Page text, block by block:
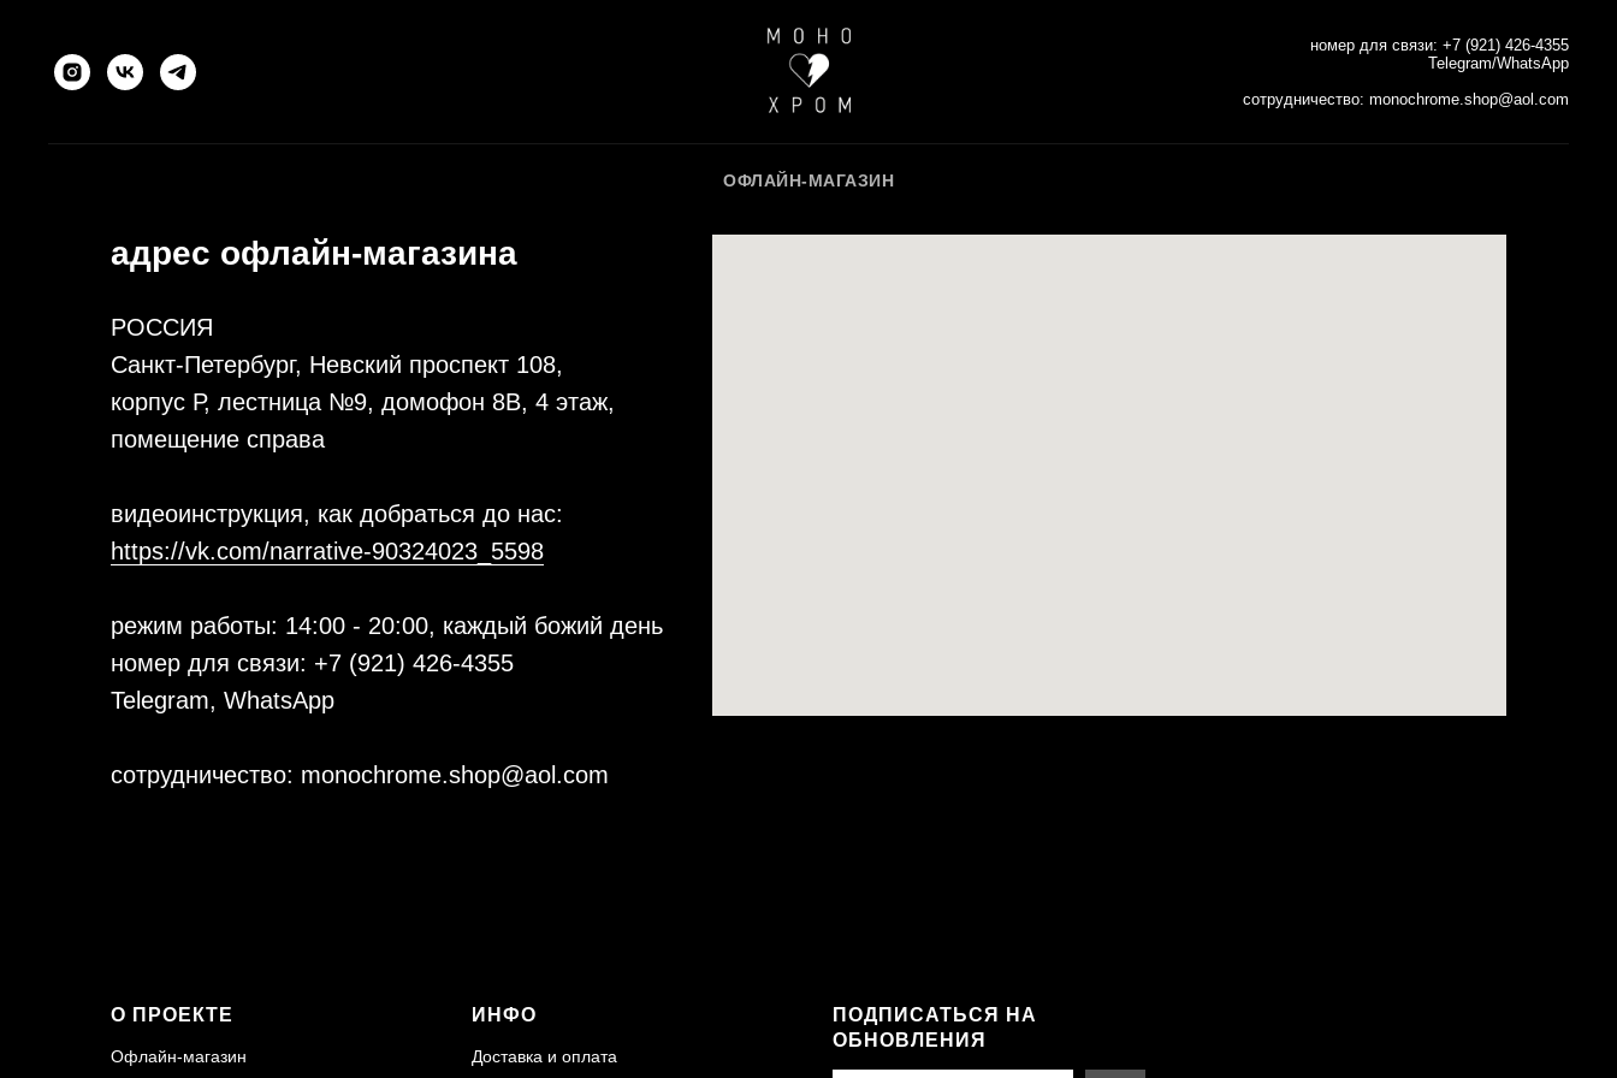
номер для связи: +7 (921) 426-4355
Telegram/WhatsApp
сотрудничество: monochrome.shop@aol.com
ОФЛАЙН-МАГАЗИН
адрес офлайн-магазина
РОССИЯ
Санкт-Петербург, Невский проспект 108,
корпус Р, лестница №9, домофон 8В, 4 этаж,
помещение справа
видеоинструкция, как добраться до нас:
https://vk.com/narrative-90324023_5598
режим работы: 14:00 - 20:00, каждый божий день
номер для связи: +7 (921) 426-4355
Telegram, WhatsApp
сотрудничество: monochrome.shop@aol.com
О ПРОЕКТЕ
Офлайн-магазин
ИНФО
Доставка и оплата
ПОДПИСАТЬСЯ НА
ОБНОВЛЕНИЯ